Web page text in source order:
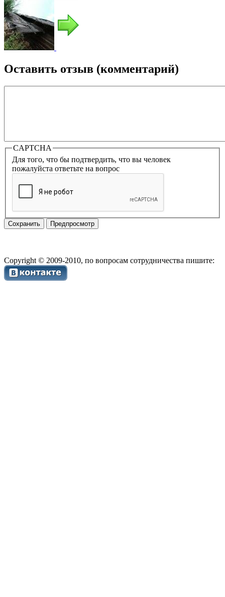
Оставить отзыв (комментарий)
CAPTCHA
Для того, что бы подтвердить, что вы человек
пожалуйста ответьте на вопрос
Copyright © 2009-2010, по вопросам сотрудничества пишите: